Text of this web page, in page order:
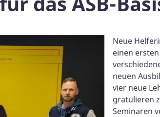
Neue
einen
neuen
vier neue
gratulieren
Seminaren